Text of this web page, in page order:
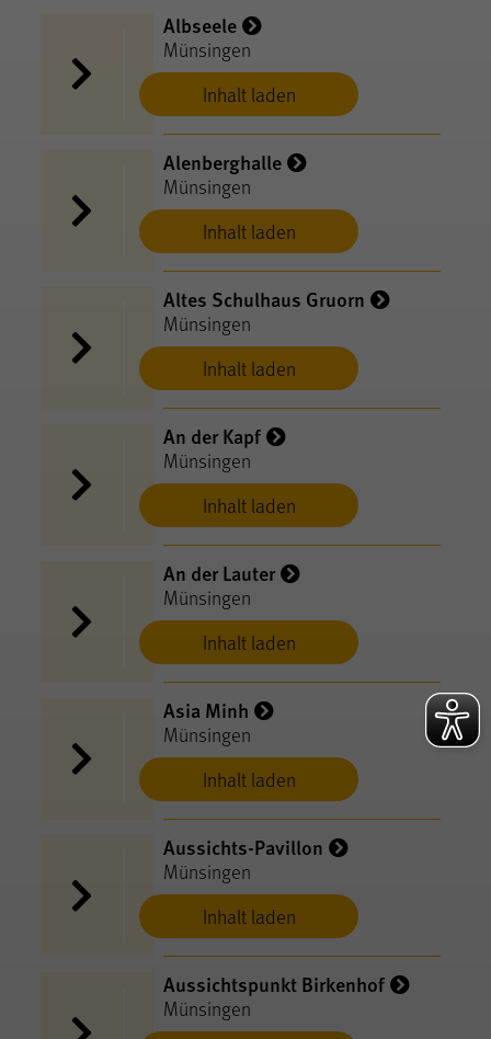
Inhalt laden
Albseele
Münsingen
Inhalt laden
Alenberghalle
Münsingen
Inhalt laden
Altes Schulhaus Gruorn
Münsingen
Inhalt laden
An der Kapf
Münsingen
Inhalt laden
An der Lauter
Münsingen
Inhalt laden
Asia Minh
Münsingen
Inhalt laden
Aussichts-Pavillon
Münsingen
Aussichtspunkt Birkenhof
Münsingen